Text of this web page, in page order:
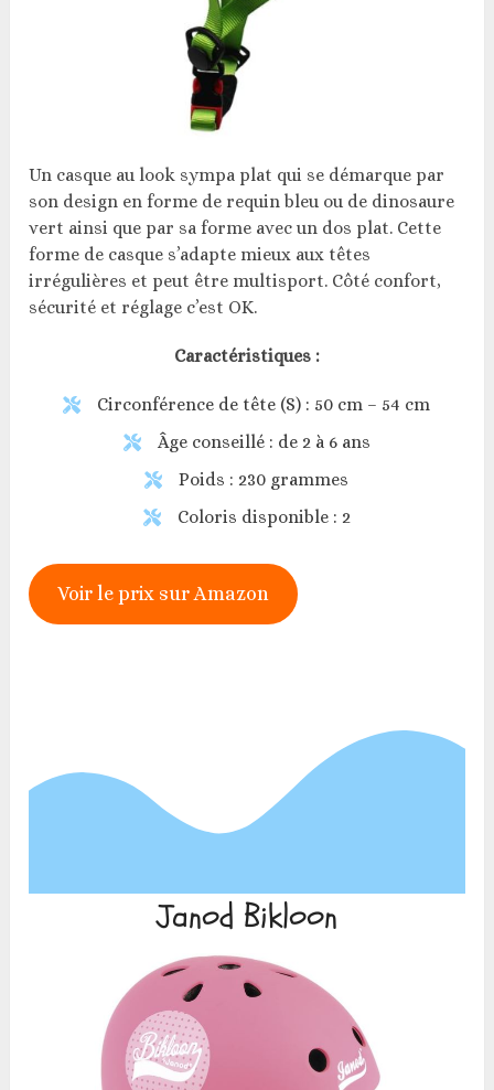
Un casque au look sympa plat qui se démarque par
son design en forme de requin bleu ou de dinosaure
vert ainsi que par sa forme avec un dos plat. Cette
forme de casque s’adapte mieux aux têtes
irrégulières et peut être multisport. Côté confort,
sécurité et réglage c’est OK.
Caractéristiques :
Circonférence de tête (S) : 50 cm – 54 cm
Âge conseillé : de 2 à 6 ans
Poids : 230 grammes
Coloris disponible : 2
Voir le prix sur Amazon
Janod Bikloon